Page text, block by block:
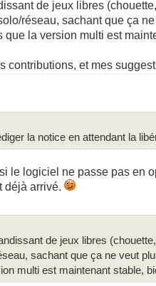
de jeux libres
réseau, sachant que ça
la version multi est
contributions, et mes
la notice en attendant la
le logiciel ne passe pas en
déjà arrivé.
de jeux libres
sachant que ça ne veut
multi est maintenant stable,